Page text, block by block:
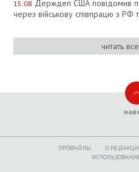
15:08 Держдеп США повідомив
через військову співпрацю з РФ
читать
ПРОФАЙЛЫ O